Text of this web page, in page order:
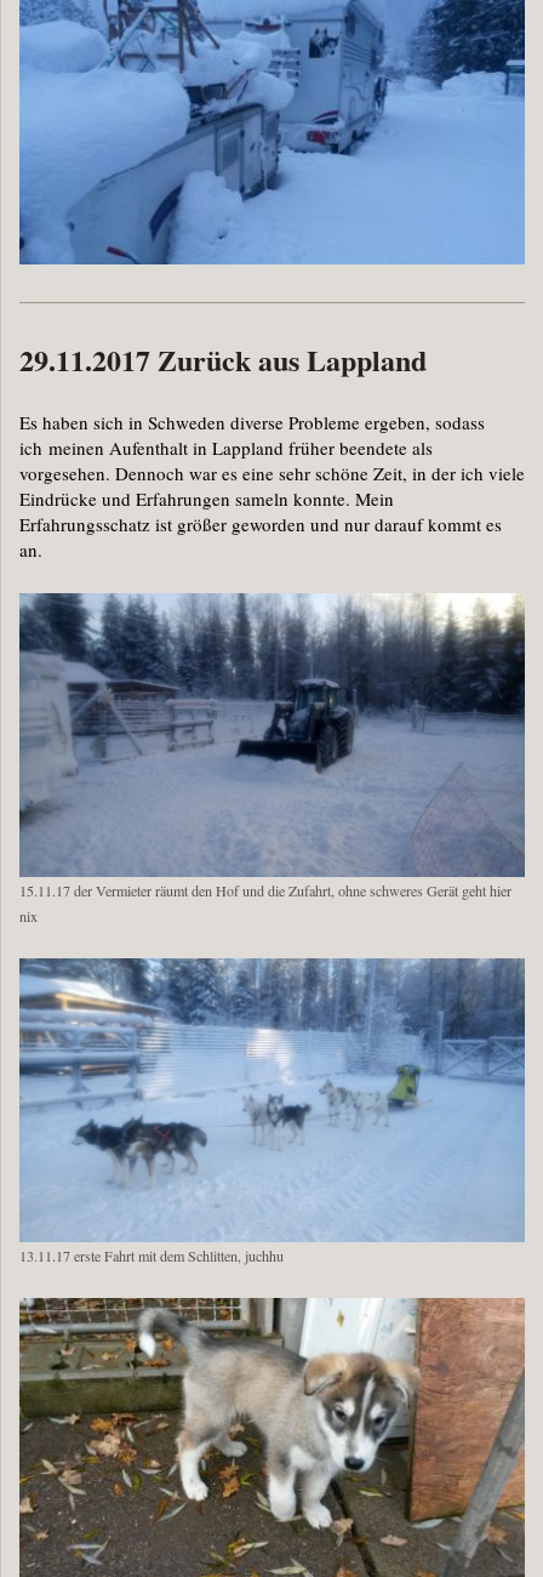
29.11.2017 Zurück aus Lappland
Es haben sich in Schweden diverse Probleme ergeben, sodass
ich meinen Aufenthalt in Lappland früher beendete als
vorgesehen. Dennoch war es eine sehr schöne Zeit, in der ich viele
Eindrücke und Erfahrungen sameln konnte. Mein
Erfahrungsschatz ist größer geworden und nur darauf kommt es
an.
15.11.17 der Vermieter räumt den Hof und die Zufahrt, ohne schweres Gerät geht hier
nix
13.11.17 erste Fahrt mit dem Schlitten, juchhu